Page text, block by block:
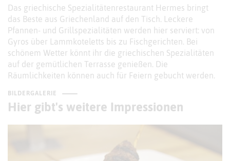
Das griechische Spezialitätenrestaurant Hermes bringt
das Beste aus Griechenland auf den Tisch. Leckere
Pfannen- und Grillspezialitäten werden hier serviert: von
Gyros über Lammkoteletts bis zu Fischgerichten. Bei
schönem Wetter könnt ihr die griechischen Spezialitäten
auf der gemütlichen Terrasse genießen. Die
Räumlichkeiten können auch für Feiern gebucht werden.
BILDERGALERIE
Hier gibt's weitere Impressionen